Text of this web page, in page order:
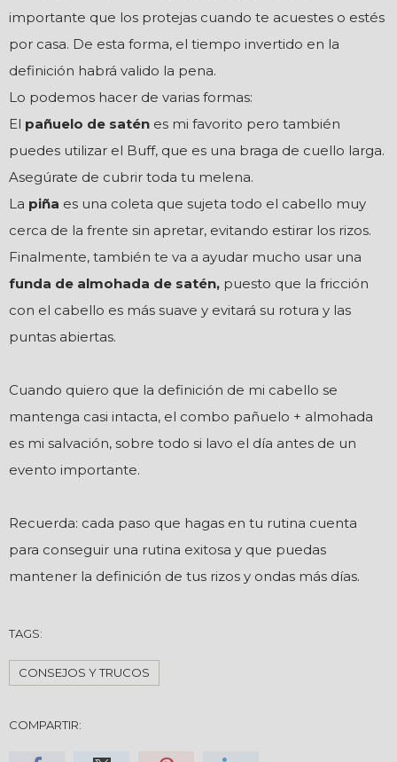
importante que los protejas cuando te acuestes o estés
por casa. De esta forma, el tiempo invertido en la
definición habrá valido la pena.
Lo podemos hacer de varias formas:
El pañuelo de satén es mi favorito pero también
puedes utilizar el Buff, que es una braga de cuello larga.
Asegúrate de cubrir toda tu melena.
La piña es una coleta que sujeta todo el cabello muy
cerca de la frente sin apretar, evitando estirar los rizos.
Finalmente, también te va a ayudar mucho usar una
funda de almohada de satén, puesto que la fricción
con el cabello es más suave y evitará su rotura y las
puntas abiertas.
Cuando quiero que la definición de mi cabello se
mantenga casi intacta, el combo pañuelo + almohada
es mi salvación, sobre todo si lavo el día antes de un
evento importante.
Recuerda: cada paso que hagas en tu rutina cuenta
para conseguir una rutina exitosa y que puedas
mantener la definición de tus rizos y ondas más días.
TAGS:
CONSEJOS Y TRUCOS
COMPARTIR: